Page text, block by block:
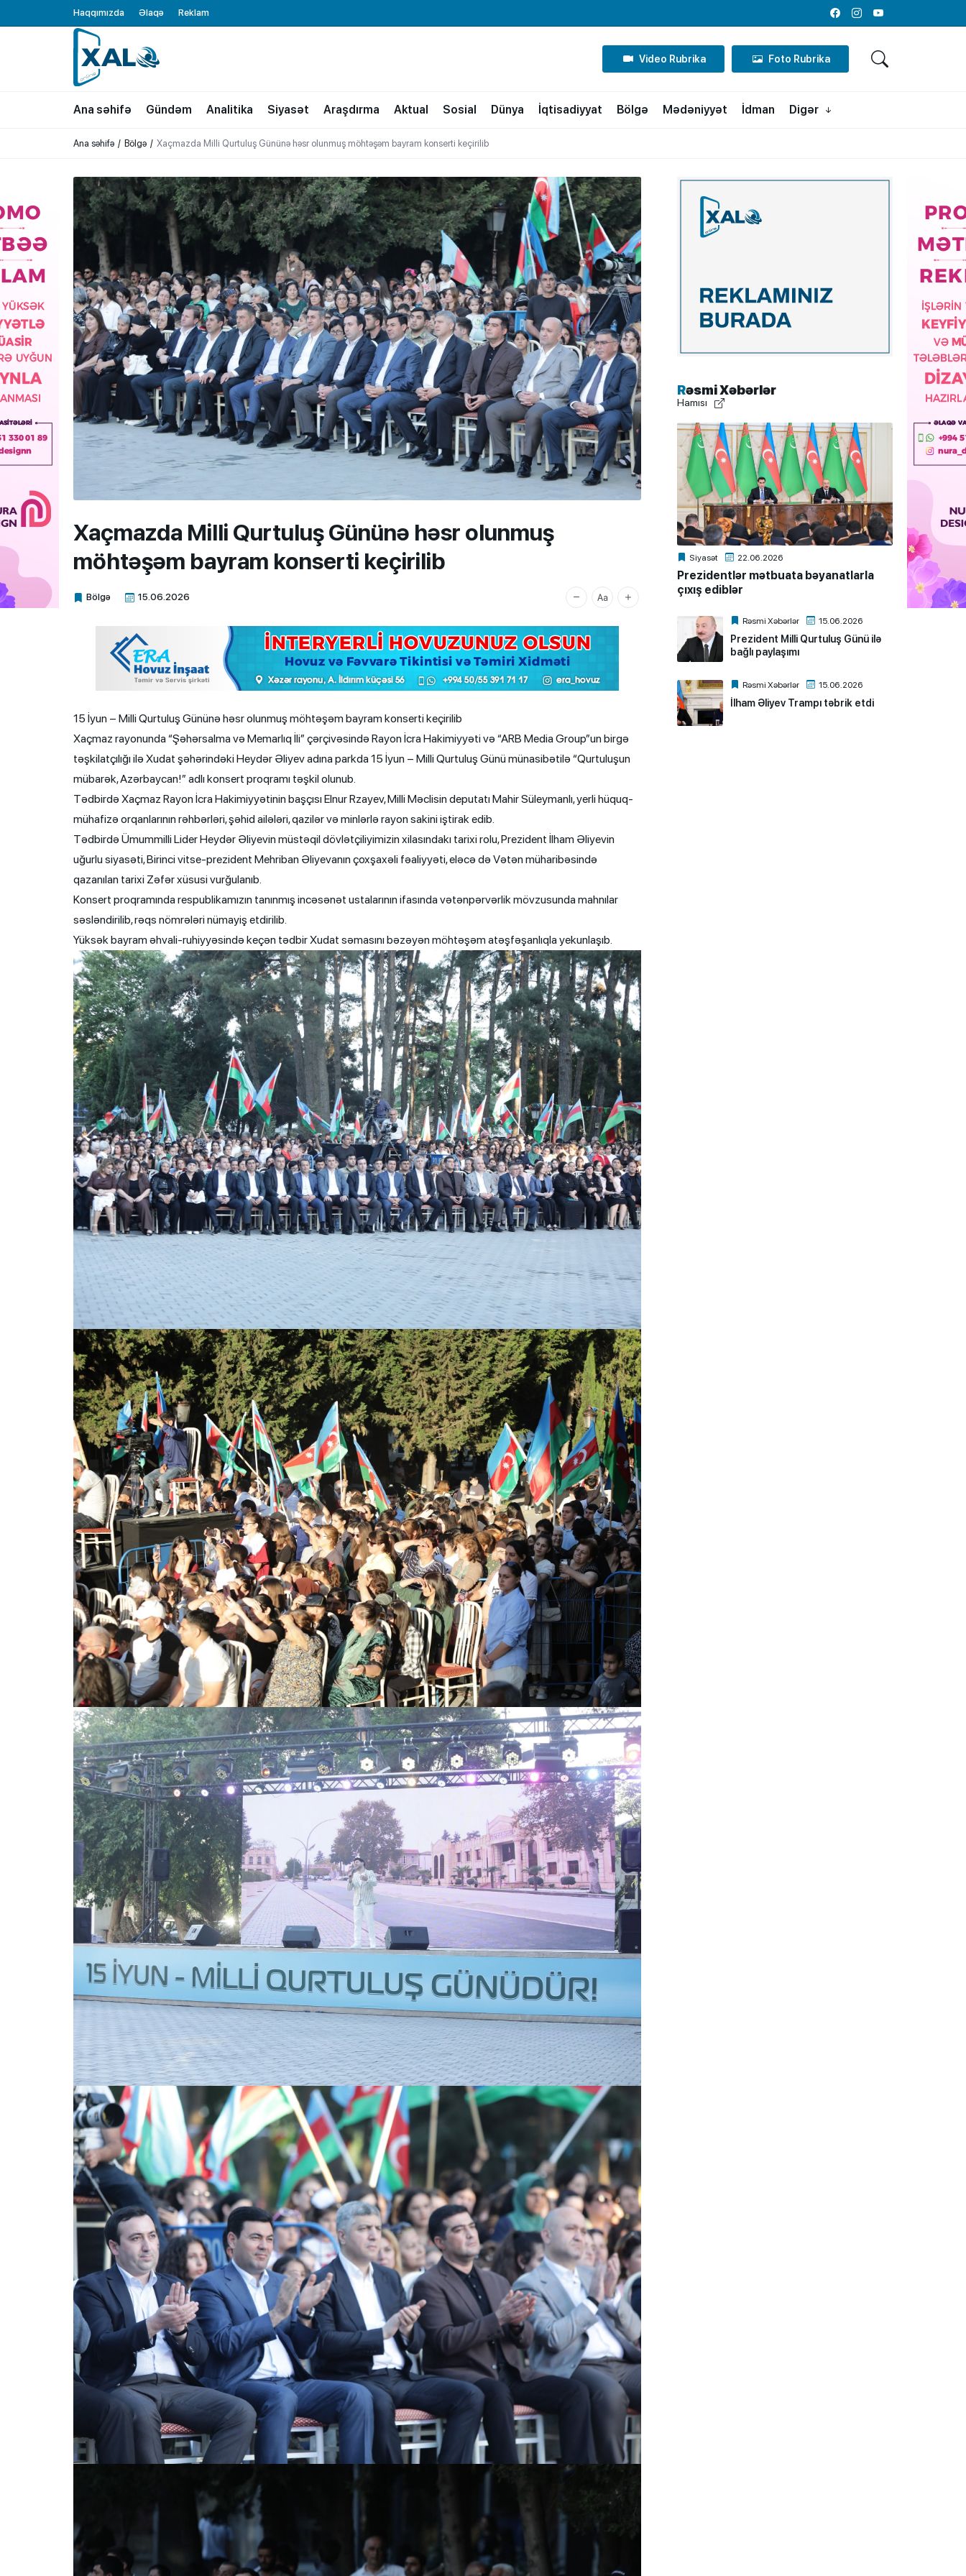
Haqqımızda Əlaqə Reklam
FacebookInstagramYoutube
XALQ.ONLINE
ONLAYN PLATFORMA
Video Rubrika Foto Rubrika
Ana səhifə Gündəm Analitika Siyasət Araşdırma Aktual Sosial Dünya İqtisadiyyat Bölgə Mədəniyyət İdman Digər
Ana səhifə Bölgə Xaçmazda Milli Qurtuluş Gününə həsr olunmuş möhtəşəm bayram konserti keçirilib
Xaçmazda Milli Qurtuluş Gününə həsr olunmuş
möhtəşəm bayram konserti keçirilib
Bölgə 15.06.2026
Xalq.Online
15 İyun – Milli Qurtuluş Gününə həsr olunmuş möhtəşəm bayram konserti keçirilib
Xaçmaz rayonunda “Şəhərsalma və Memarlıq İli” çərçivəsində Rayon İcra Hakimiyyəti və “ARB Media Group”un birgə
təşkilatçılığı ilə Xudat şəhərindəki Heydər Əliyev adına parkda 15 İyun – Milli Qurtuluş Günü münasibətilə “Qurtuluşun
mübarək, Azərbaycan!” adlı konsert proqramı təşkil olunub.
Tədbirdə Xaçmaz Rayon İcra Hakimiyyətinin başçısı Elnur Rzayev, Milli Məclisin deputatı Mahir Süleymanlı, yerli hüquq-
mühafizə orqanlarının rəhbərləri, şəhid ailələri, qazilər və minlərlə rayon sakini iştirak edib.
Tədbirdə Ümummilli Lider Heydər Əliyevin müstəqil dövlətçiliyimizin xilasındakı tarixi rolu, Prezident İlham Əliyevin
uğurlu siyasəti, Birinci vitse-prezident Mehriban Əliyevanın çoxşaxəli fəaliyyəti, eləcə də Vətən müharibəsində
qazanılan tarixi Zəfər xüsusi vurğulanıb.
Konsert proqramında respublikamızın tanınmış incəsənət ustalarının ifasında vətənpərvərlik mövzusunda mahnılar
səsləndirilib, rəqs nömrələri nümayiş etdirilib.
Yüksək bayram əhvali-ruhiyyəsində keçən tədbir Xudat səmasını bəzəyən möhtəşəm atəşfəşanlıqla yekunlaşıb.
Rəsmi Xəbərlər
Hamısı
Siyasət 22.06.2026
Prezidentlər mətbuata bəyanatlarla
çıxış ediblər
Rəsmi Xəbərlər 15.06.2026
Prezident Milli Qurtuluş Günü ilə
bağlı paylaşımı
Rəsmi Xəbərlər 15.06.2026
İlham Əliyev Trampı təbrik etdi